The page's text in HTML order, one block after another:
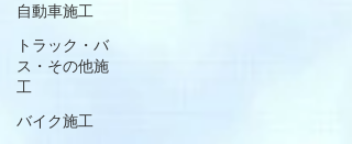
自動車施工
トラック・バ
ス・その他施
工
バイク施工